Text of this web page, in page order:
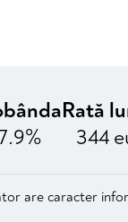
Rată
344
are caracter